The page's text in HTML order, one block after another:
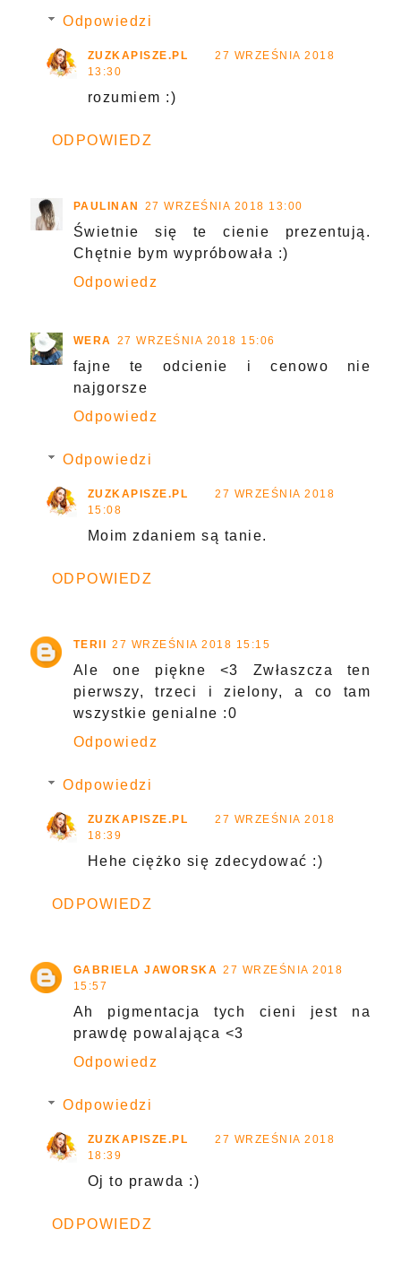
Odpowiedzi
ZUZKAPISZE.PL
27 WRZEŚNIA 2018
13:30
rozumiem :)
ODPOWIEDZ
PAULINAN 27 WRZEŚNIA 2018 13:00
Świetnie się te cienie prezentują.
Chętnie bym wypróbowała :)
Odpowiedz
WERA 27 WRZEŚNIA 2018 15:06
fajne te odcienie i cenowo nie
najgorsze
Odpowiedz
Odpowiedzi
ZUZKAPISZE.PL
27 WRZEŚNIA 2018
15:08
Moim zdaniem są tanie.
ODPOWIEDZ
TERII 27 WRZEŚNIA 2018 15:15
Ale one piękne <3 Zwłaszcza ten
pierwszy, trzeci i zielony, a co tam
wszystkie genialne :0
Odpowiedz
Odpowiedzi
ZUZKAPISZE.PL
27 WRZEŚNIA 2018
18:39
Hehe ciężko się zdecydować :)
ODPOWIEDZ
GABRIELA JAWORSKA 27 WRZEŚNIA 2018
15:57
Ah pigmentacja tych cieni jest na
prawdę powalająca <3
Odpowiedz
Odpowiedzi
ZUZKAPISZE.PL
27 WRZEŚNIA 2018
18:39
Oj to prawda :)
ODPOWIEDZ